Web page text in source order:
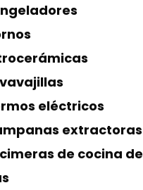
eléctricos
extractoras
de cocina de